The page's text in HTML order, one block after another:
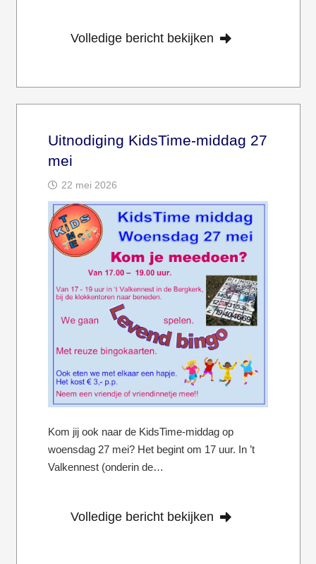
Volledige bericht bekijken
Uitnodiging KidsTime-middag 27
mei
22 mei 2026
Kom jij ook naar de KidsTime-middag op
woensdag 27 mei? Het begint om 17 uur. In ’t
Valkennest (onderin de…
Volledige bericht bekijken